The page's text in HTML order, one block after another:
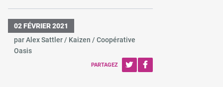
02 FÉVRIER 2021
par Alex Sattler / Kaizen / Coopérative
Oasis
PARTAGEZ